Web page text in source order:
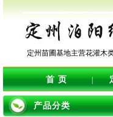
定州苗圃基地主营花灌木
首 页 |
产品分类